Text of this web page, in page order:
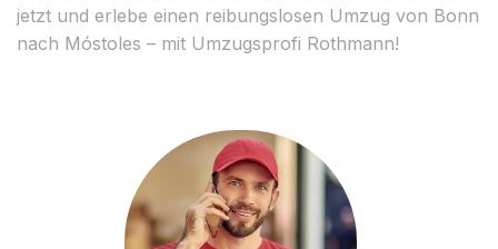
jetzt und erlebe einen reibungslosen Umzug von Bonn
nach Móstoles – mit Umzugsprofi Rothmann!